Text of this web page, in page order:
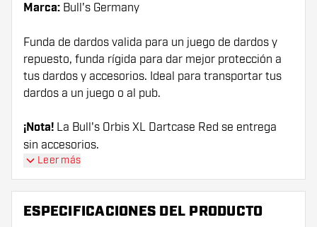
Marca: Bull's Germany
Funda de dardos valida para un juego de dardos y
repuesto, funda rígida para dar mejor protección a
tus dardos y accesorios. Ideal para transportar tus
dardos a un juego o al pub.
¡Nota! La Bull's Orbis XL Dartcase Red se entrega
sin accesorios.
Leer más
ESPECIFICACIONES DEL PRODUCTO